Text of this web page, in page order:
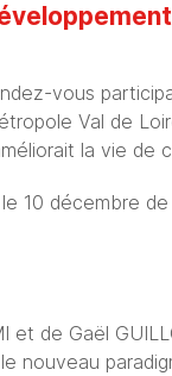
vous
Val de
la vie de
10 décembre
et de Gaël
nouveau